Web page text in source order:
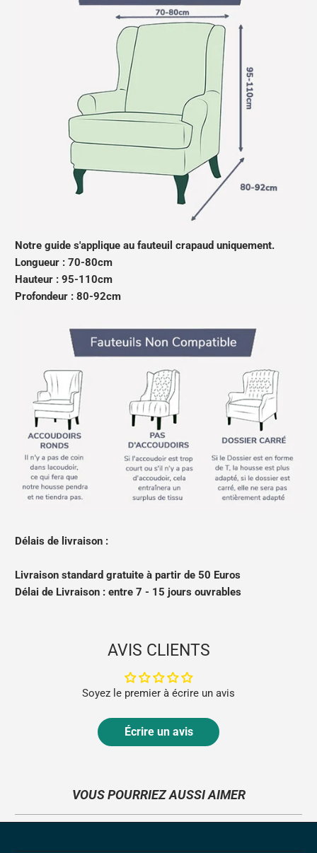
Notre guide s'applique au fauteuil crapaud uniquement.
Longueur : 70-80cm
Hauteur : 95-110cm
Profondeur : 80-92cm
Délais de livraison :
Livraison standard gratuite à partir de 50 Euros
Délai de Livraison : entre 7 - 15 jours ouvrables
AVIS CLIENTS
Soyez le premier à écrire un avis
Écrire un avis
VOUS POURRIEZ AUSSI AIMER